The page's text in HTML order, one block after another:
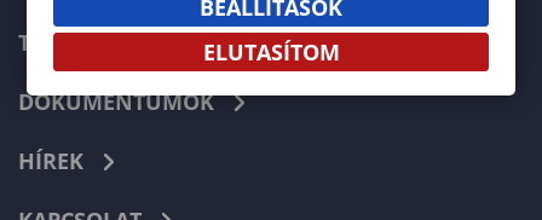
TELEFONKÖNYV
DOKUMENTUMOK
HÍREK
BEÁLLÍTÁSOK
ELUTASÍTOM